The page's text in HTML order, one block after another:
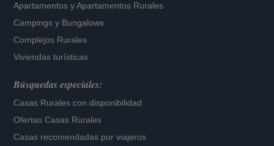
Apartamentos yApartamentos Rurales
Campings y Bungalows
Complejos Rurales
Viviendas turísticas
Búsquedas especiales:
Casas Rurales con disponibilidad
Ofertas Casas Rurales
Casas recomendadas por viajeros